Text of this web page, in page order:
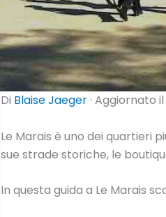
Di Blaise Jaeger · Aggiornato
Le Marais è uno dei quartieri
sue strade storiche, le
In questa guida a Le Marais